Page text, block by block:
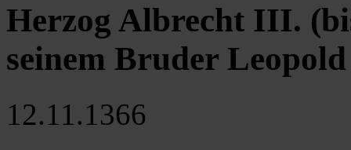
Herzog Albrecht III.
seinem Bruder
12.11.1366